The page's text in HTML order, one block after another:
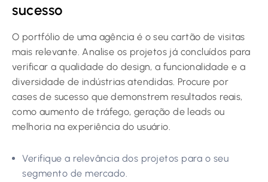
sucesso
O portfólio de uma agência é o seu cartão de visitas
mais relevante. Analise os projetos já concluídos para
verificar a qualidade do design, a funcionalidade e a
diversidade de indústrias atendidas. Procure por
cases de sucesso que demonstrem resultados reais,
como aumento de tráfego, geração de leads ou
melhoria na experiência do usuário.
Verifique a relevância dos projetos para o seu
segmento de mercado.